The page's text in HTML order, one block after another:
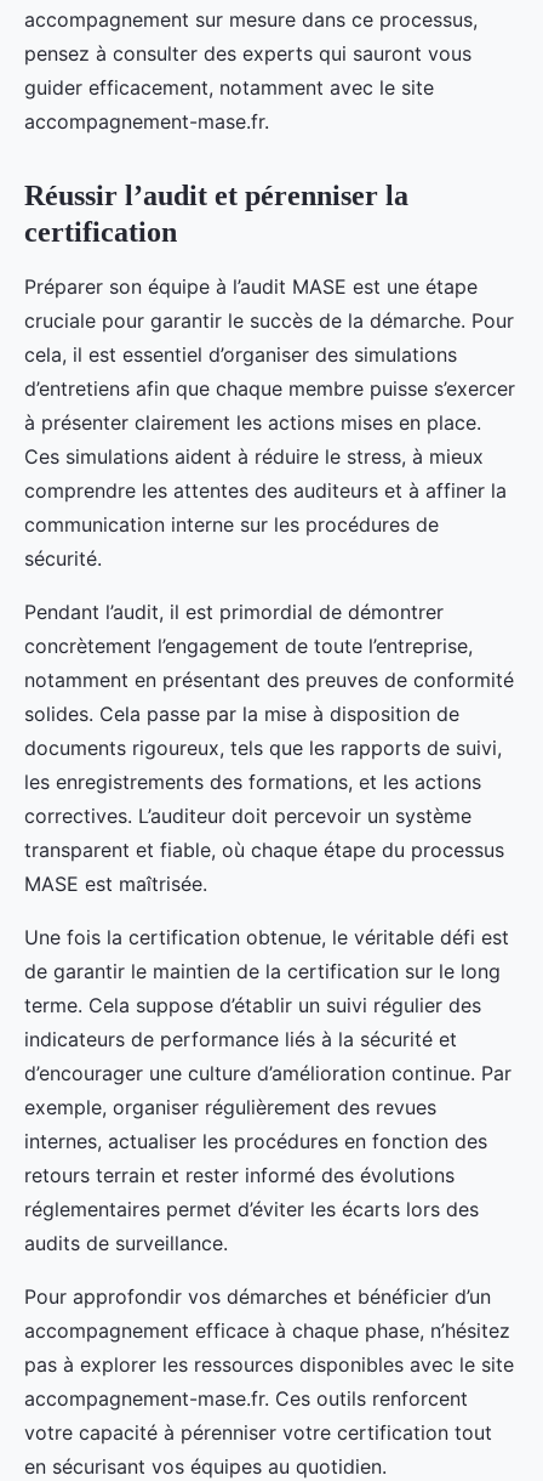
accompagnement sur mesure dans ce processus,
pensez à consulter des experts qui sauront vous
guider efficacement, notamment avec le site
accompagnement-mase.fr.
Réussir l’audit et pérenniser la
certification
Préparer son équipe à l’audit MASE est une étape
cruciale pour garantir le succès de la démarche. Pour
cela, il est essentiel d’organiser des simulations
d’entretiens afin que chaque membre puisse s’exercer
à présenter clairement les actions mises en place.
Ces simulations aident à réduire le stress, à mieux
comprendre les attentes des auditeurs et à affiner la
communication interne sur les procédures de
sécurité.
Pendant l’audit, il est primordial de démontrer
concrètement l’engagement de toute l’entreprise,
notamment en présentant des preuves de conformité
solides. Cela passe par la mise à disposition de
documents rigoureux, tels que les rapports de suivi,
les enregistrements des formations, et les actions
correctives. L’auditeur doit percevoir un système
transparent et fiable, où chaque étape du processus
MASE est maîtrisée.
Une fois la certification obtenue, le véritable défi est
de garantir le maintien de la certification sur le long
terme. Cela suppose d’établir un suivi régulier des
indicateurs de performance liés à la sécurité et
d’encourager une culture d’amélioration continue. Par
exemple, organiser régulièrement des revues
internes, actualiser les procédures en fonction des
retours terrain et rester informé des évolutions
réglementaires permet d’éviter les écarts lors des
audits de surveillance.
Pour approfondir vos démarches et bénéficier d’un
accompagnement efficace à chaque phase, n’hésitez
pas à explorer les ressources disponibles avec le site
accompagnement-mase.fr. Ces outils renforcent
votre capacité à pérenniser votre certification tout
en sécurisant vos équipes au quotidien.